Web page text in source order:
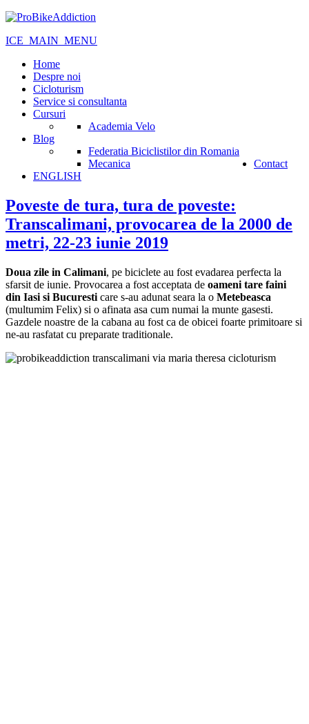
ICE_MAIN_MENU
Home
Despre noi
Cicloturism
Service si consultanta
Cursuri
Academia Velo
Blog
Federatia Biciclistilor din Romania
Mecanica
Contact
ENGLISH
Poveste de tura, tura de poveste:
Transcalimani, provocarea de la 2000 de
metri, 22-23 iunie 2019
Doua zile in Calimani, pe biciclete au fost evadarea perfecta la
sfarsit de iunie. Provocarea a fost acceptata de oameni tare faini
din Iasi si Bucuresti care s-au adunat seara la o Metebeasca
(multumim Felix) si o afinata asa cum numai la munte gasesti.
Gazdele noastre de la cabana au fost ca de obicei foarte primitoare si
ne-au rasfatat cu preparate traditionale.